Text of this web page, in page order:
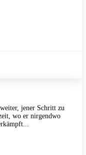
jener Schritt zu
wo er nirgendwo